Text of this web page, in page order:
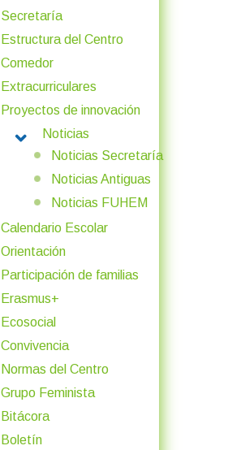
Secretaría
Estructura del Centro
Comedor
Extracurriculares
Proyectos de innovación
Noticias
MORE ABOUT: NOTICIAS
Noticias Secretaría
Noticias Antiguas
Noticias FUHEM
Calendario Escolar
Orientación
Participación de familias
Erasmus+
Ecosocial
Convivencia
Normas del Centro
Grupo Feminista
Bitácora
Boletín